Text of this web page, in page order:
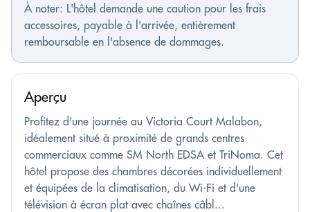
À noter: L'hôtel demande une caution pour les frais
accessoires, payable à l'arrivée, entièrement
remboursable en l'absence de dommages.
Aperçu
Profitez d'une journée au Victoria Court Malabon,
idéalement situé à proximité de grands centres
commerciaux comme SM North EDSA et TriNoma. Cet
hôtel propose des chambres décorées individuellement
et équipées de la climatisation, du Wi-Fi et d'une
télévision à écran plat avec chaînes câbl...